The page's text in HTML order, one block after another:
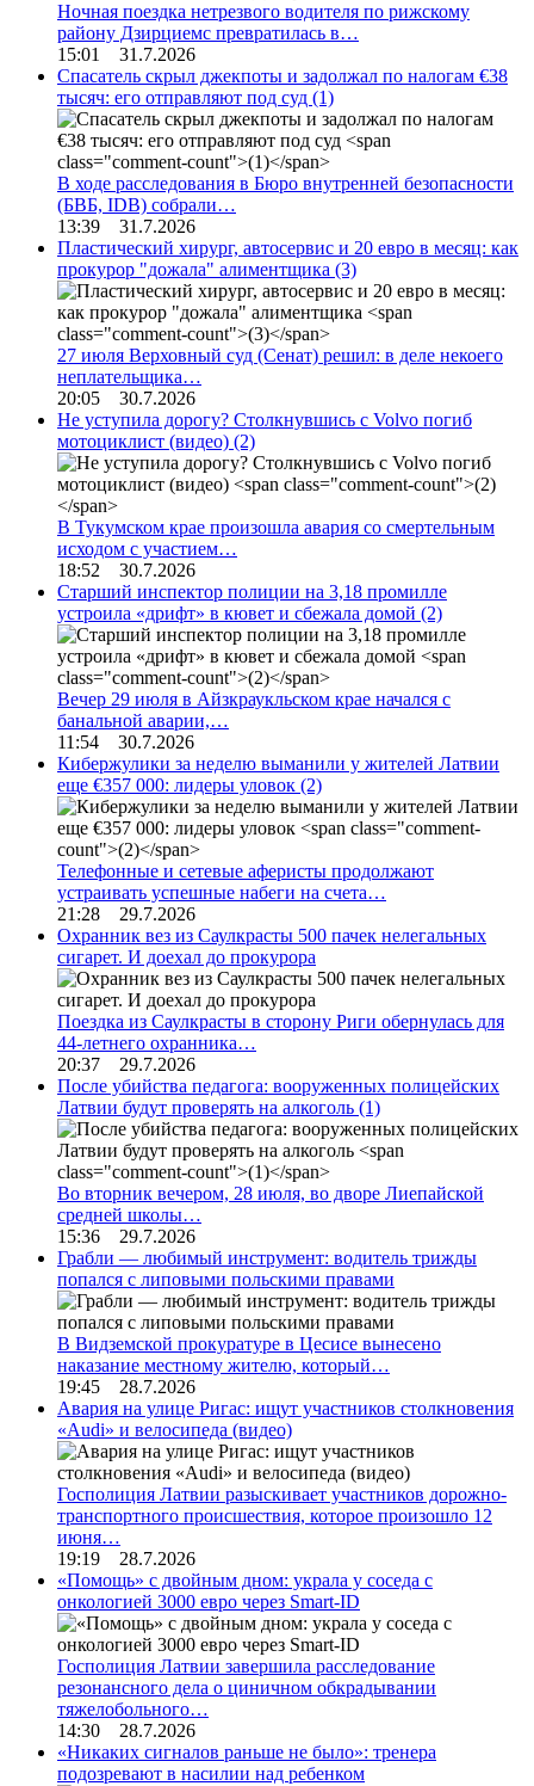
Ночная поездка нетрезвого водителя по рижскому
району Дзирциемс превратилась в…
15:01 31.7.2026
Спасатель скрыл джекпоты и задолжал по налогам €38
тысяч: его отправляют под суд (1)
В ходе расследования в Бюро внутренней безопасности
(БВБ, IDB) собрали…
13:39 31.7.2026
Пластический хирург, автосервис и 20 евро в месяц: как
прокурор "дожала" алиментщика (3)
27 июля Верховный суд (Сенат) решил: в деле некоего
неплательщика…
20:05 30.7.2026
Не уступила дорогу? Столкнувшись с Volvo погиб
мотоциклист (видео) (2)
В Тукумском крае произошла авария со смертельным
исходом с участием…
18:52 30.7.2026
Старший инспектор полиции на 3,18 промилле
устроила «дрифт» в кювет и сбежала домой (2)
Вечер 29 июля в Айзкраукльском крае начался с
банальной аварии,…
11:54 30.7.2026
Кибержулики за неделю выманили у жителей Латвии
еще €357 000: лидеры уловок (2)
Телефонные и сетевые аферисты продолжают
устраивать успешные набеги на счета…
21:28 29.7.2026
Охранник вез из Саулкрасты 500 пачек нелегальных
сигарет. И доехал до прокурора
Поездка из Саулкрасты в сторону Риги обернулась для
44-летнего охранника…
20:37 29.7.2026
После убийства педагога: вооруженных полицейских
Латвии будут проверять на алкоголь (1)
Во вторник вечером, 28 июля, во дворе Лиепайской
средней школы…
15:36 29.7.2026
Грабли — любимый инструмент: водитель трижды
попался с липовыми польскими правами
В Видземской прокуратуре в Цесисе вынесено
наказание местному жителю, который…
19:45 28.7.2026
Авария на улице Ригас: ищут участников столкновения
«Audi» и велосипеда (видео)
Госполиция Латвии разыскивает участников дорожно-
транспортного происшествия, которое произошло 12
июня…
19:19 28.7.2026
«Помощь» с двойным дном: украла у соседа с
онкологией 3000 евро через Smart-ID
Госполиция Латвии завершила расследование
резонансного дела о циничном обкрадывании
тяжелобольного…
14:30 28.7.2026
«Никаких сигналов раньше не было»: тренера
подозревают в насилии над ребенком